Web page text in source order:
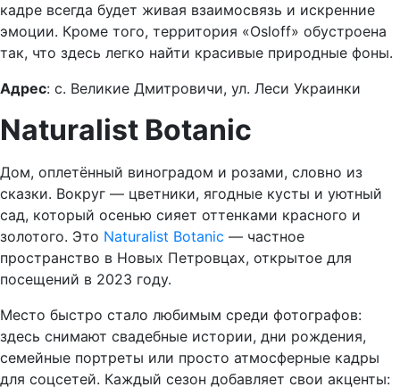
кадре всегда будет живая взаимосвязь и искренние
эмоции. Кроме того, территория «Osloff» обустроена
так, что здесь легко найти красивые природные фоны.
Адрес: с. Великие Дмитровичи, ул. Леси Украинки
Naturalist Botanic
Дом, оплетённый виноградом и розами, словно из
сказки. Вокруг — цветники, ягодные кусты и уютный
сад, который осенью сияет оттенками красного и
золотого. Это Naturalist Botanic — частное
пространство в Новых Петровцах, открытое для
посещений в 2023 году.
Место быстро стало любимым среди фотографов:
здесь снимают свадебные истории, дни рождения,
семейные портреты или просто атмосферные кадры
для соцсетей. Каждый сезон добавляет свои акценты: